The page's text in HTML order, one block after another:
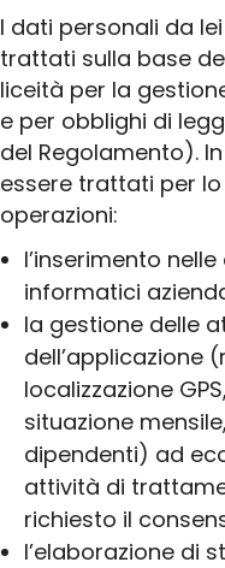
Clienti
I dati personali da
trattati sulla base
liceità per la
e per obblighi di
del Regolamento).
essere trattati per
operazioni:
l’inserimento
informatici
la gestione delle
dell’applicazione
localizzazione
situazione
dipendenti) ad
attività di
richiesto il
l’elaborazione di